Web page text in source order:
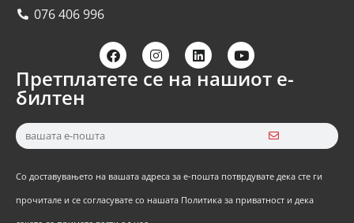
076 406 996
Претплатете се на нашиот е-
билтен
Со доставувањето на вашата адреса за е-пошта потврдувате дека сте ги
прочитале и се согласувате со нашата Политика за приватност и дека